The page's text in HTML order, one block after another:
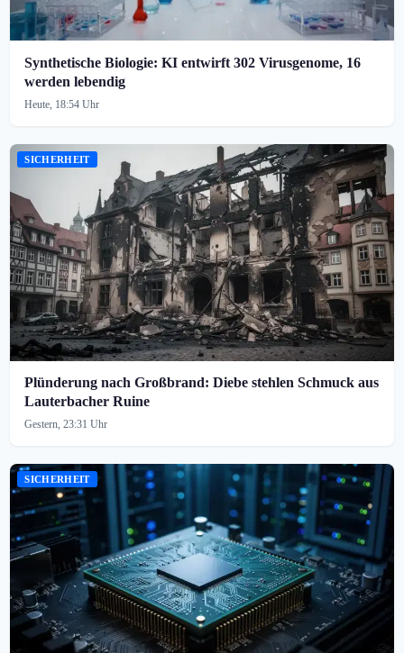
Synthetische Biologie: KI entwirft 302 Virusgenome, 16
werden lebendig
Heute, 18:54 Uhr
SICHERHEIT
Plünderung nach Großbrand: Diebe stehlen Schmuck aus
Lauterbacher Ruine
Gestern, 23:31 Uhr
SICHERHEIT